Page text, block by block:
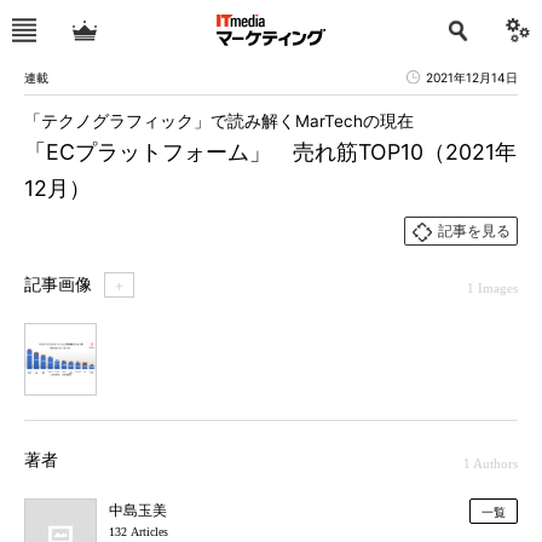
連載 2021年12月14日
「ECプラットフォーム」 売れ筋TOP10（2021年
12月）
「テクノグラフィック」で読み解くMarTechの現在
記事を見る
記事画像 ＋ 1 Images
著者 1 Authors
中島玉美
132 Articles
一覧